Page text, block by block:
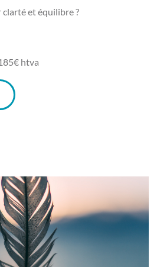
et équilibre ?
htva